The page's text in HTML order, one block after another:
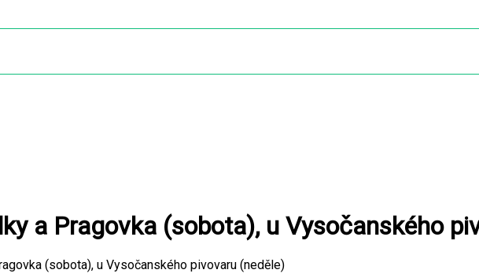
a Pragovka (sobota), u Vysočanského
(sobota), u Vysočanského pivovaru (neděle)